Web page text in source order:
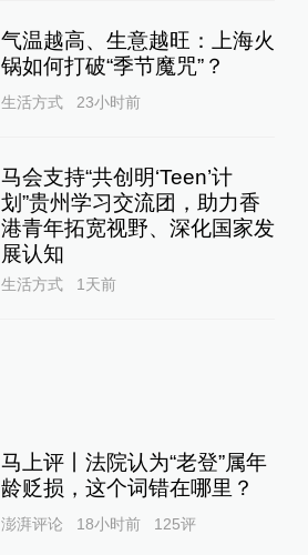
气温越高、生意越旺：上海火
锅如何打破“季节魔咒”？
生活方式 23小时前
马会支持“共创明‘Teen’计
划”贵州学习交流团，助力香
港青年拓宽视野、深化国家发
展认知
生活方式 1天前
马上评丨法院认为“老登”属年
龄贬损，这个词错在哪里？
澎湃评论 18小时前 125评